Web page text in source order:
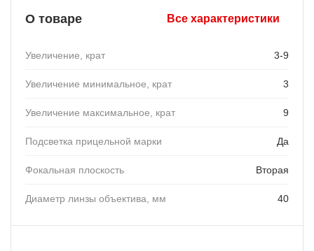
О товаре Все характеристики
Увеличение, крат 3-9
Увеличение минимальное, крат 3
Увеличение максимальное, крат 9
Подсветка прицельной марки Да
Фокальная плоскость Вторая
Диаметр линзы объектива, мм 40